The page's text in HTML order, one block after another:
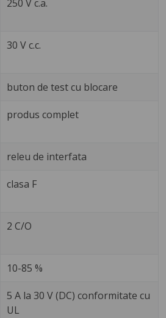
250 V c.a.
30 V c.c.
buton de test cu blocare
produs complet
releu de interfata
clasa F
2 C/O
10-85 %
5 A la 30 V (DC) conformitate cu
UL